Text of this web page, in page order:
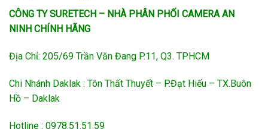
CÔNG TY SURETECH – NHÀ PHÂN PHỐI CAMERA AN
NINH CHÍNH HÃNG
Địa Chỉ: 205/69 Trần Văn Đang P.11, Q3. TPHCM
Chi Nhánh Daklak : Tôn Thất Thuyết – P.Đạt Hiếu – TX.Buôn
Hồ – Daklak
Hotline : 0978.51.51.59